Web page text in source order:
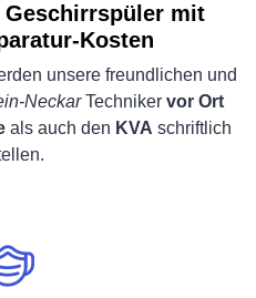
mit
Kosten
unsere freundlichen und
NeckarTechniker vor Ort
als auch den KVA schriftlich